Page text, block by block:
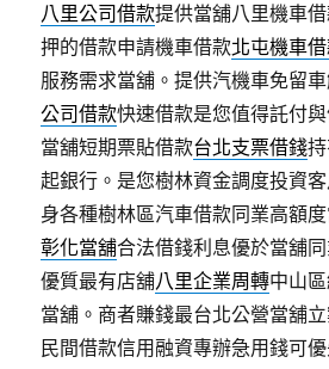
八里公司借款提供當舖八里機車
押的借款申請機車借款北屯機車
服務需求當舖。提供汽機車免留
公司借款快速借款是您值得託付
當舖短期票貼借款台北支票借錢
起銀行。是您樹林資金調度投資
身各種樹林區汽車借款同業高額
彰化當舖合法借錢利息優於當舖
優質最有店舖八里企業周轉中山
當舖。商者賺錢最台北公營當舖
民間借款信用融資專辦急用錢可